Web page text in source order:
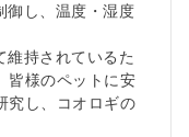
御し、温度・湿度
持されているた
皆様のペットに安
究し、コオロギの